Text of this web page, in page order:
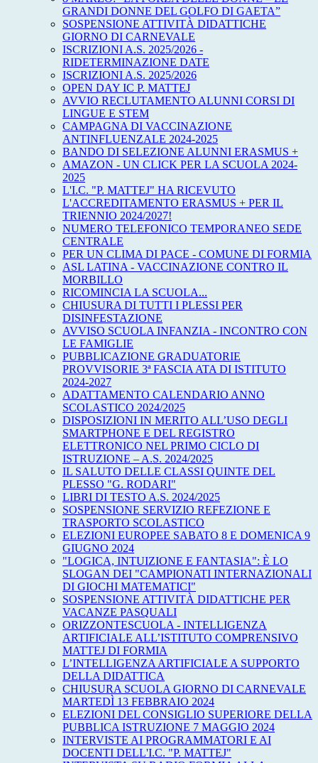
GRANDI DONNE DEL GOLFO DI GAETA”
SOSPENSIONE ATTIVITÀ DIDATTICHE
GIORNO DI CARNEVALE
ISCRIZIONI A.S. 2025/2026 -
RIDETERMINAZIONE DATE
ISCRIZIONI A.S. 2025/2026
OPEN DAY IC P. MATTEJ
AVVIO RECLUTAMENTO ALUNNI CORSI DI
LINGUE E STEM
CAMPAGNA DI VACCINAZIONE
ANTINFLUENZALE 2024-2025
BANDO DI SELEZIONE ALUNNI ERASMUS +
AMAZON - UN CLICK PER LA SCUOLA 2024-
2025
L'I.C. "P. MATTEJ" HA RICEVUTO
L'ACCREDITAMENTO ERASMUS + PER IL
TRIENNIO 2024/2027!
NUMERO TELEFONICO TEMPORANEO SEDE
CENTRALE
PER UN CLIMA DI PACE - COMUNE DI FORMIA
ASL LATINA - VACCINAZIONE CONTRO IL
MORBILLO
RICOMINCIA LA SCUOLA...
CHIUSURA DI TUTTI I PLESSI PER
DISINFESTAZIONE
AVVISO SCUOLA INFANZIA - INCONTRO CON
LE FAMIGLIE
PUBBLICAZIONE GRADUATORIE
PROVVISORIE 3ª FASCIA ATA DI ISTITUTO
2024-2027
ADATTAMENTO CALENDARIO ANNO
SCOLASTICO 2024/2025
DISPOSIZIONI IN MERITO ALL’USO DEGLI
SMARTPHONE E DEL REGISTRO
ELETTRONICO NEL PRIMO CICLO DI
ISTRUZIONE – A.S. 2024/2025
IL SALUTO DELLE CLASSI QUINTE DEL
PLESSO "G. RODARI"
LIBRI DI TESTO A.S. 2024/2025
SOSPENSIONE SERVIZIO REFEZIONE E
TRASPORTO SCOLASTICO
ELEZIONI EUROPEE SABATO 8 E DOMENICA 9
GIUGNO 2024
"LOGICA, INTUIZIONE E FANTASIA": È LO
SLOGAN DEI "CAMPIONATI INTERNAZIONALI
DI GIOCHI MATEMATICI"
SOSPENSIONE ATTIVITÀ DIDATTICHE PER
VACANZE PASQUALI
ORIZZONTESCUOLA - INTELLIGENZA
ARTIFICIALE ALL’ISTITUTO COMPRENSIVO
MATTEJ DI FORMIA
L’INTELLIGENZA ARTIFICIALE A SUPPORTO
DELLA DIDATTICA
CHIUSURA SCUOLA GIORNO DI CARNEVALE
MARTEDÌ 13 FEBBRAIO 2024
ELEZIONI DEL CONSIGLIO SUPERIORE DELLA
PUBBLICA ISTRUZIONE 7 MAGGIO 2024
INTERVISTE AI PROGRAMMATORI E AI
DOCENTI DELL'I.C. "P. MATTEJ"